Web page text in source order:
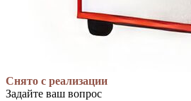
Снято с реализации
Задайте ваш вопрос